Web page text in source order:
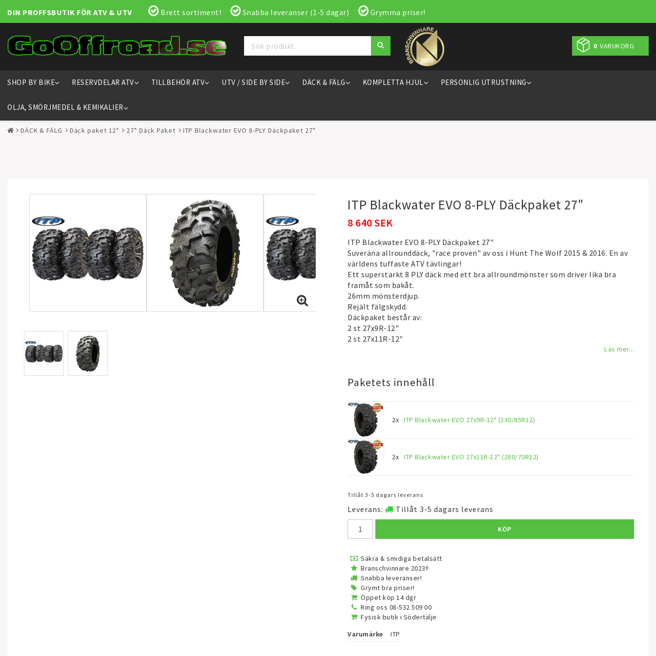
DIN PROFFSBUTIK FÖR ATV & UTV Brett sortiment! Snabba leveranser (1-5 dagar) Grymma priser!
0 VARUKORG
SHOP BY BIKE RESERVDELAR ATV TILLBEHÖR ATV UTV / SIDE BY SIDE DÄCK & FÄLG KOMPLETTA HJUL PERSONLIG UTRUSTNING
OLJA, SMÖRJMEDEL & KEMIKALIER
DÄCK & FÄLG Däck paket 12" 27" Däck Paket ITP Blackwater EVO 8-PLY Däckpaket 27"
ITP Blackwater EVO 8-PLY Däckpaket 27"
8 640 SEK
ITP Blackwater EVO 8-PLY Däckpaket 27"
Suveräna allrounddäck, "race proven" av oss i Hunt The Wolf 2015 & 2016. En av
världens tuffaste ATV tävlingar!
Ett superstarkt 8 PLY däck med ett bra allroundmönster som driver lika bra
framåt som bakåt.
26mm mönsterdjup.
Rejält fälgskydd.
Däckpaket består av:
2 st 27x9R-12"
2 st 27x11R-12"
Läs mer...
Paketets innehåll
2x ITP Blackwater EVO 27x9R-12" (230/85R12)
2x ITP Blackwater EVO 27x11R-12" (280/70R12)
Tillåt 3-5 dagars leverans
Leverans: Tillåt 3-5 dagars leverans
KÖP
Säkra & smidiga betalsätt
Branschvinnare 2023!!
Snabba leveranser!
Grymt bra priser!
Öppet köp 14 dgr
Ring oss 08-532 509 00
Fysisk butik i Södertälje
Varumärke
ITP